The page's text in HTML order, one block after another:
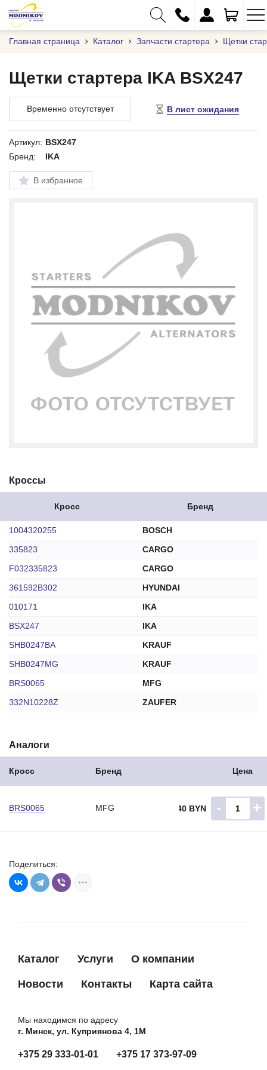
+375 (29) 333-01-01
+375 (17) 373-97-09
Главная страница Каталог Запчасти стартера Щетки
Временно отсутствует В лист ожидания
Щетки стартера IKA BSX247
Артикул: BSX247
Бренд:
IKA
В избранное
Кроссы
Кросс Бренд
1004320255
BOSCH
335823
CARGO
F032335823
CARGO
361592B302
HYUNDAI
010171
IKA
BSX247
IKA
SHB0247BA
KRAUF
SHB0247MG
KRAUF
BRS0065
MFG
332N10228Z
ZAUFER
Аналоги
Кросс Бренд Цена
BRS0065 MFG 23.40 BYN - +
Поделиться:
Каталог Услуги О компании
Новости Контакты Карта сайта
Мы находимся по адресу
г. Минск, ул. Куприянова 4, 1М
+375 29 333-01-01 +375 17 373-97-09